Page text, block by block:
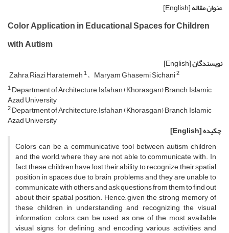
عنوان مقاله[English]
Color Application in Educational Spaces for Children
with Autism
نویسندگان[English]
Zahra Riazi Haratemeh1 Maryam Ghasemi Sichani2
1Department of Architecture, Isfahan (Khorasgan) Branch, Islamic
Azad University
2Department of Architecture, Isfahan (Khorasgan) Branch, Islamic
Azad University
چکیده[English]
Colors can be a communicative tool between autism children
and the world, where they are not able to communicate with. In
fact, these children have lost their ability to recognize their spatial
position in spaces due to brain problems and they are unable to
communicate with others and ask questions from them to find out
about their spatial position. Hence, given the strong memory of
these children in understanding and recognizing the visual
information, colors can be used as one of the most available
visual signs for defining and encoding various activities and